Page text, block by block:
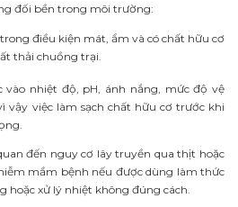
đối bền trong môi trường:
điều kiện mát, ẩm và có chất hữu cơ
thải chuồng trại.
nhiệt độ, pH, ánh nắng, mức độ vệ
vậy việc làm sạch chất hữu cơ trước khi
đến nguy cơ lây truyền qua thịt hoặc
mầm bệnh nếu được dùng làm thức
hoặc xử lý nhiệt không đúng cách.